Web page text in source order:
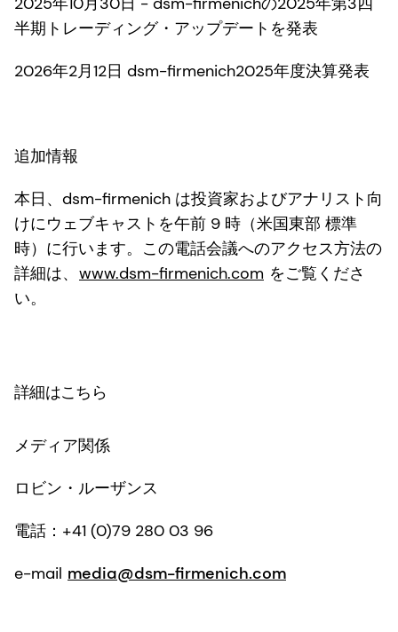
半期トレーディング・アップデートを発表
2026年2月12日 dsm-firmenich2025年度決算発表
追加情報
本日、dsm-firmenich は投資家およびアナリスト向
けにウェブキャストを午前 9 時（米国東部 標準
時）に行います。この電話会議へのアクセス方法の
詳細は、 www.dsm-firmenich.com をご覧くださ
い。
詳細はこちら
メディア関係
ロビン・ルーザンス
電話：+41 (0)79 280 03 96
e-mail media@dsm-firmenich.com